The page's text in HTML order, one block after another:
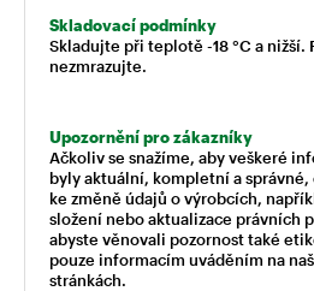
Skladovací podmínky
Skladujte při teplotě -18 °C a nižší.
nezmrazujte.
Upozornění pro zákazníky
Ačkoliv se snažíme, aby veškeré
byly aktuální, kompletní a správné,
ke změně údajů o výrobcích,
složení nebo aktualizace právních
abyste věnovali pozornost také
pouze informacím uváděním na
stránkách.